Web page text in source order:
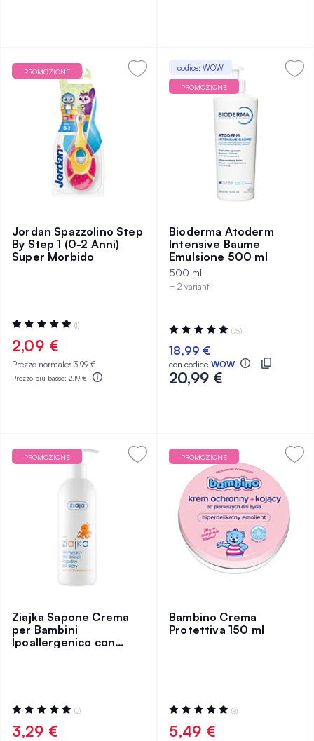
PROMOZIONE
Jordan Spazzolino Step
By Step 1 (0-2 Anni)
Super Morbido
Valutazione:
100%
(1)
2,09 €
Prezzo normale: 3,99 €
Prezzo più basso: 2,19 €
codice: WOW
PROMOZIONE
Bioderma Atoderm
Intensive Baume
Emulsione 500 ml
500 ml
+ 2 varianti
Valutazione:
100%
(75)
18,99 €
con codice WOW
20,99 €
PROMOZIONE
Ziajka Sapone Crema
per Bambini
Ipoallergenico con
Valutazione:
100%
(2)
3,29 €
PROMOZIONE
Bambino Crema
Protettiva 150 ml
Valutazione:
100%
(8)
5,49 €